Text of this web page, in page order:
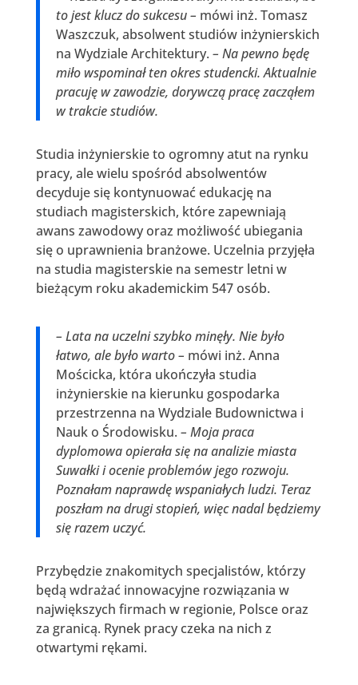
to jest klucz do sukcesu – mówi inż. Tomasz
Waszczuk, absolwent studiów inżynierskich
na Wydziale Architektury. – Na pewno będę
miło wspominał ten okres studencki. Aktualnie
pracuję w zawodzie, dorywczą pracę zacząłem
w trakcie studiów.
Studia inżynierskie to ogromny atut na rynku
pracy, ale wielu spośród absolwentów
decyduje się kontynuować edukację na
studiach magisterskich, które zapewniają
awans zawodowy oraz możliwość ubiegania
się o uprawnienia branżowe. Uczelnia przyjęła
na studia magisterskie na semestr letni w
bieżącym roku akademickim 547 osób.
– Lata na uczelni szybko minęły. Nie było
łatwo, ale było warto – mówi inż. Anna
Mościcka, która ukończyła studia
inżynierskie na kierunku gospodarka
przestrzenna na Wydziale Budownictwa i
Nauk o Środowisku. – Moja praca
dyplomowa opierała się na analizie miasta
Suwałki i ocenie problemów jego rozwoju.
Poznałam naprawdę wspaniałych ludzi. Teraz
poszłam na drugi stopień, więc nadal będziemy
się razem uczyć.
Przybędzie znakomitych specjalistów, którzy
będą wdrażać innowacyjne rozwiązania w
największych firmach w regionie, Polsce oraz
za granicą. Rynek pracy czeka na nich z
otwartymi rękami.